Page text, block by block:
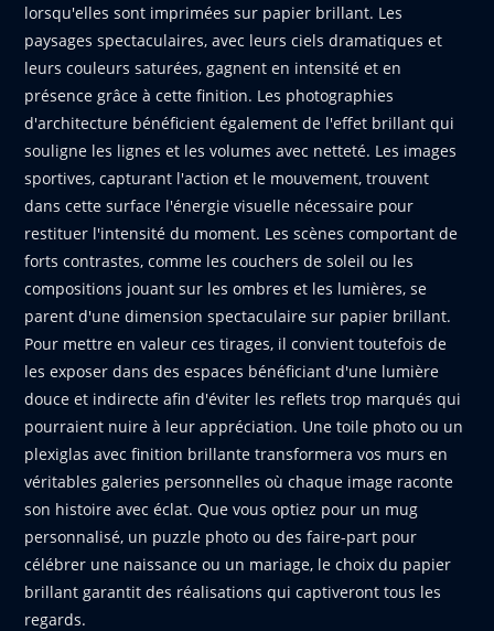
lorsqu'elles sont imprimées sur papier brillant. Les
paysages spectaculaires, avec leurs ciels dramatiques et
leurs couleurs saturées, gagnent en intensité et en
présence grâce à cette finition. Les photographies
d'architecture bénéficient également de l'effet brillant qui
souligne les lignes et les volumes avec netteté. Les images
sportives, capturant l'action et le mouvement, trouvent
dans cette surface l'énergie visuelle nécessaire pour
restituer l'intensité du moment. Les scènes comportant de
forts contrastes, comme les couchers de soleil ou les
compositions jouant sur les ombres et les lumières, se
parent d'une dimension spectaculaire sur papier brillant.
Pour mettre en valeur ces tirages, il convient toutefois de
les exposer dans des espaces bénéficiant d'une lumière
douce et indirecte afin d'éviter les reflets trop marqués qui
pourraient nuire à leur appréciation. Une toile photo ou un
plexiglas avec finition brillante transformera vos murs en
véritables galeries personnelles où chaque image raconte
son histoire avec éclat. Que vous optiez pour un mug
personnalisé, un puzzle photo ou des faire-part pour
célébrer une naissance ou un mariage, le choix du papier
brillant garantit des réalisations qui captiveront tous les
regards.